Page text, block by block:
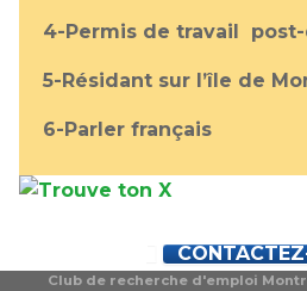
4-Permis de travail
5-Résidant sur l’île de
6-Parler français
Club de recherche d'emploi